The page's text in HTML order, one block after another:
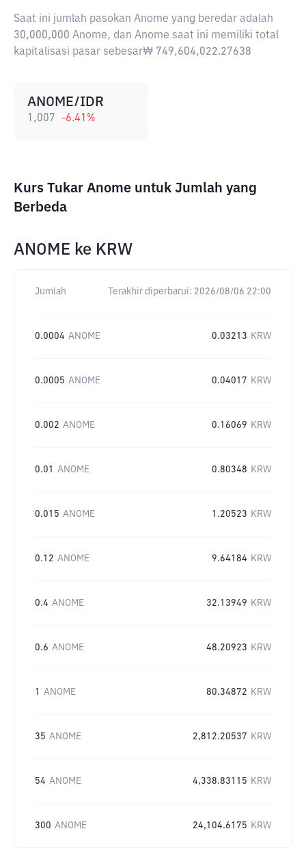
Saat ini jumlah pasokan Anome yang beredar adalah
30,000,000 Anome, dan Anome saat ini memiliki total
kapitalisasi pasar sebesar₩ 749,604,022.27638
ANOME/IDR
1,007 -6.41 %
Kurs Tukar Anome untuk Jumlah yang
Berbeda
ANOME ke KRW
Jumlah Terakhir diperbarui: 2026/08/06 22:00
0.0004 ANOME 0.03213 KRW
0.0005 ANOME 0.04017 KRW
0.002 ANOME 0.16069 KRW
0.01 ANOME 0.80348 KRW
0.015 ANOME 1.20523 KRW
0.12 ANOME 9.64184 KRW
0.4 ANOME 32.13949 KRW
0.6 ANOME 48.20923 KRW
1 ANOME 80.34872 KRW
35 ANOME 2,812.20537 KRW
54 ANOME 4,338.83115 KRW
300 ANOME 24,104.6175 KRW